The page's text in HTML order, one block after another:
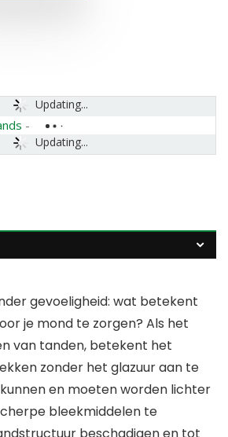
Updating...
Updating...
-
gevoeligheid: wat betekent
je mond te zorgen? Als het
van tanden, betekent het
zonder het glazuur aan te
en moeten worden lichter
bleekmiddelen te